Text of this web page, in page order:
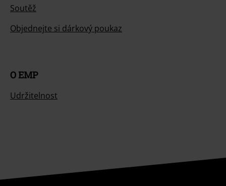
Soutěž
Objednejte si dárkový poukaz
O EMP
Udržitelnost